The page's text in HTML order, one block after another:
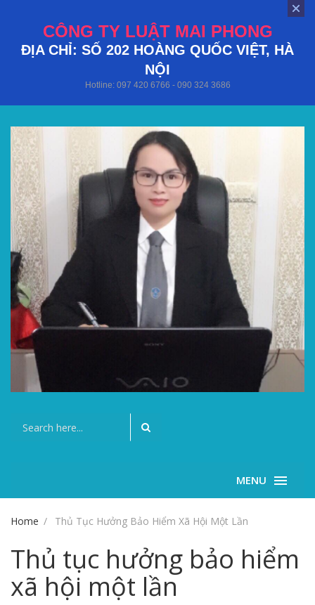
CÔNG TY LUẬT MAI PHONG
ĐỊA CHỈ: SỐ 202 HOÀNG QUỐC VIỆT, HÀ
NỘI
Hotline: 097 420 6766 - 090 324 3686
MENU
Home Thủ Tục Hưởng Bảo Hiểm Xã Hội Một Lần
Thủ tục hưởng bảo hiểm
xã hội một lần